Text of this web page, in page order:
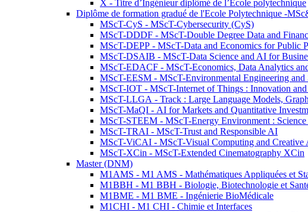
X - Titre d’Ingénieur diplômé de l’École polytechnique
Diplôme de formation gradué de l'Ecole Polytechnique -
MScT-CyS - MScT-Cybersecurity (CyS)
MScT-DDDF - MScT-Double Degree Data and
MScT-DEPP - MScT-Data and Economics for Public
MScT-DSAIB - MScT-Data Science and AI for
MScT-EDACF - MScT-Economics, Data Analytics
MScT-EESM - MScT-Environmental Engineering and
MScT-IOT - MScT-Internet of Things : Innovation
MScT-LLGA - Track : Large Language Models,
MScT-MaQI - AI for Markets and Quantitative
MScT-STEEM - MScT-Energy Environment :
MScT-TRAI - MScT-Trust and Responsible AI
MScT-ViCAI - MScT-Visual Computing and Creative
MScT-XCin - MScT-Extended Cinematography XCin
Master (DNM)
M1AMS - M1 AMS - Mathématiques Appliquées et
M1BBH - M1 BBH - Biologie, Biotechnologie et
M1BME - M1 BME - Ingénierie BioMédicale
M1CHI - M1 CHI - Chimie et Interfaces